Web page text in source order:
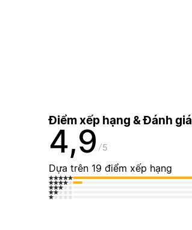
Điểm xếp hạng & Đánh giá
4,9 5
Dựa trên 19 điểm xếp hạng